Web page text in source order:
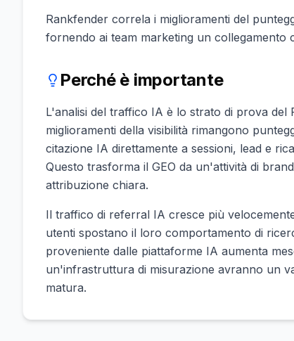
Rankfender correla i miglioramenti del
fornendo ai team marketing un collegamento
Perché è importante
L'analisi del traffico IA è lo strato di prova del
miglioramenti della visibilità rimangono
citazione IA direttamente a sessioni, lead e
Questo trasforma il GEO da un'attività di
attribuzione chiara.
Il traffico di referral IA cresce più
utenti spostano il loro comportamento di
proveniente dalle piattaforme IA aumenta
un'infrastruttura di misurazione avranno un
matura.